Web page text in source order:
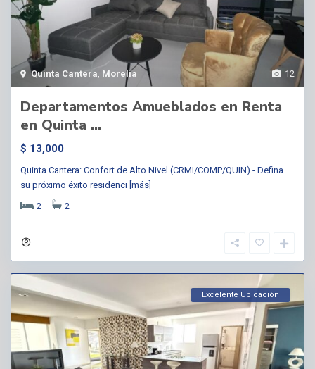
12
Quinta Cantera, Morelia
Departamentos Amueblados en Renta
en Quinta ...
$ 13,000
Quinta Cantera: Confort de Alto Nivel (CRMI/COMP/QUIN).- Defina
su próximo éxito residenci [más]
2
2
Excelente Ubicación